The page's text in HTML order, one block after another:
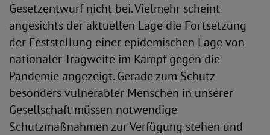
Gesetzentwurf nicht bei. Vielmehr scheint
angesichts der aktuellen Lage die Fortsetzung
der Feststellung einer epidemischen Lage von
nationaler Tragweite im Kampf gegen die
Pandemie angezeigt. Gerade zum Schutz
besonders vulnerabler Menschen in unserer
Gesellschaft müssen notwendige
Schutzmaßnahmen zur Verfügung stehen und